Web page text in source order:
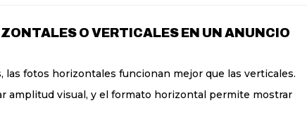
O VERTICALES EN UN ANUNCIO
las fotos horizontales funcionan mejor que las verticales.
amplitud visual, y el formato horizontal permite mostrar